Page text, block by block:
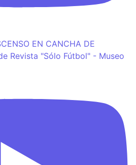
EN CANCHA DE
Revista "Sólo Fútbol" - Museo